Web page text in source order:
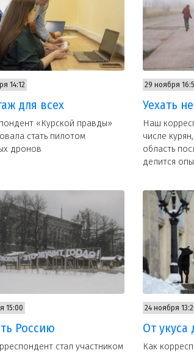
14:12
для всех
«Курской правды»
стать пилотом
дронов
29 ноября
Уехать
Наш
числе
область
делится
15:00
Россию
стал участником
24 ноября
От укуса
Как